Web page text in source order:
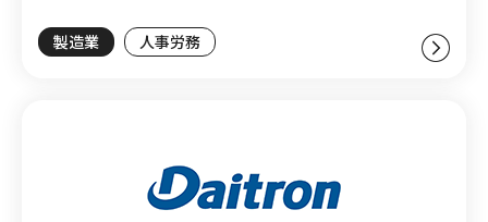
製造業 人事労務